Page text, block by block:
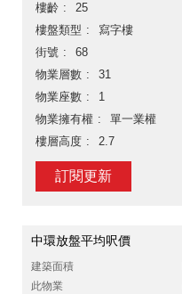
樓齡
25
樓盤類型
寫字樓
街號
68
物業層數
31
物業座數
1
物業擁有權
單一業權
樓層高度
2.7
訂閱更新
中環放盤平均呎價
建築面積
此物業